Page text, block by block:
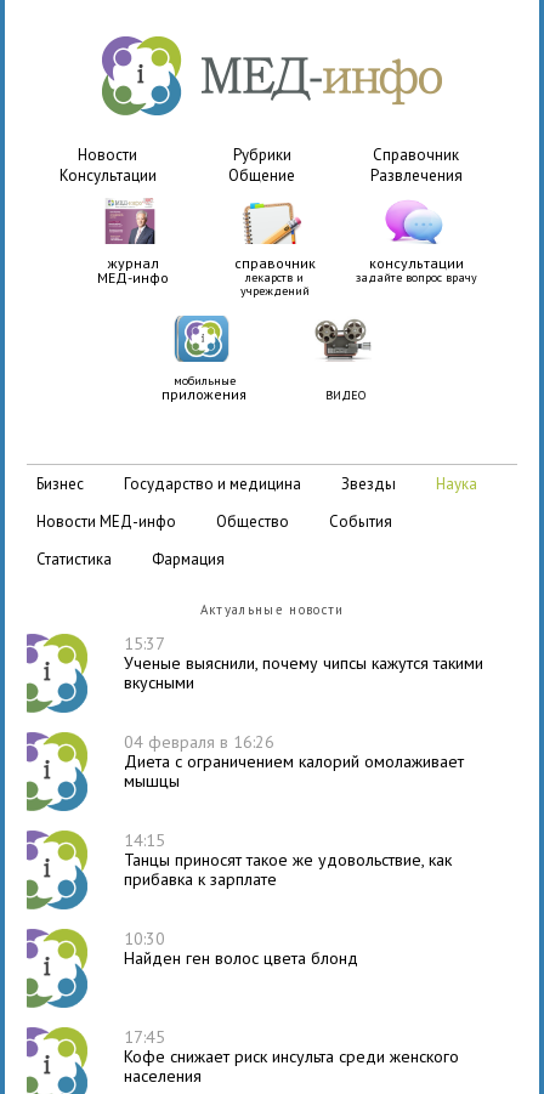
Новости Рубрики
Справочник
Консультации
Общение Развлечения
журнал
МЕД-инфо
справочник
лекарств и
учреждений
консультации
задайте вопрос врачу
мобильные
приложения ВИДЕО
бизнес государство и медицина звезды
наука
новости МЕД-инфо
общество
события
статистика
фармация
Актуальные новости
15:37
Ученые выяснили, почему чипсы кажутся такими
вкусными
04 февраля в 16:26
Диета с ограничением калорий омолаживает
мышцы
14:15
Танцы приносят такое же удовольствие, как
прибавка к зарплате
10:30
Найден ген волос цвета блонд
17:45
Кофе снижает риск инсульта среди женского
населения